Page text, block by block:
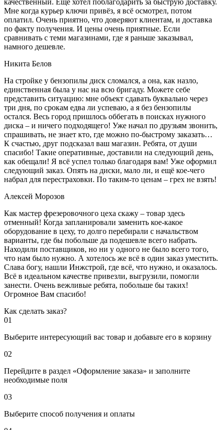
Мне когда курьер ключи привёз, я всё осмотрел, потом
оплатил. Очень приятно, что доверяют клиентам, и доставка
по факту получения. И цены очень приятные. Если
сравнивать с теми магазинами, где я раньше заказывал,
намного дешевле.
Никита Белов
На стройке у бензопилы диск сломался, а она, как назло,
единственная была у нас на всю бригаду. Можете себе
представить ситуацию: мне объект сдавать буквально через
три дня, по срокам едва ли успеваю, а я без бензопилы
остался. Весь город пришлось оббегать в поисках нужного
диска – и ничего подходящего! Уже начал по друзьям звонить,
спрашивать, не знает кто, где можно по-быстрому заказать…
К счастью, друг подсказал ваш магазин. Ребята, от души
спасибо! Такие оперативные, доставили на следующий день,
как обещали! Я всё успел только благодаря вам! Уже оформил
следующий заказ. Опять на диски, мало ли, и ещё кое-чего
набрал для перестраховки. По таким-то ценам – грех не взять!
Алексей Морозов
Как мастер фрезеровочного цеха скажу – товар здесь
отменный! Когда запланировали заменить кое-какое
оборудование в цеху, то долго перебирали с начальством
варианты, где бы побольше да подешевле всего набрать.
Находили поставщиков, но ни у одного не было всего того,
что нам было нужно. А хотелось же всё в один заказ уместить.
Слава богу, нашли Инжстрой, где всё, что нужно, и оказалось.
Всё в идеальном качестве привезли, выгрузили, помогли
занести. Очень вежливые ребята, побольше бы таких!
Огромное Вам спасибо!
Как сделать заказ?
01
Выберите интересующий вас товар и добавьте его в корзину
02
Перейдите в раздел «Оформление заказа» и заполните
необходимые поля
03
Выберите способ получения и оплаты